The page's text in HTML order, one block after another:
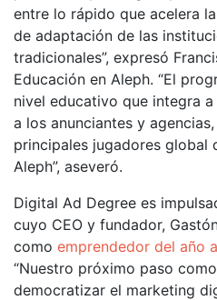
entre lo rápido que acelera
de adaptación de las
tradicionales”, expresó
Educación en Aleph. “El
nivel educativo que integra
a los anunciantes y
principales jugadores global
Aleph”, aseveró.
Digital Ad Degree es
cuyo CEO y fundador,
como emprendedor del año
“Nuestro próximo paso
democratizar el marketing